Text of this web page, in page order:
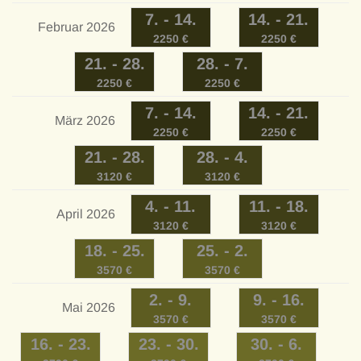
Februar 2026 7. - 14.
2250€
14. - 21.
2250€
21. - 28.
2250 €
28. - 7.
2250 €
März 2026 7. - 14.
2250€
14. - 21.
2250€
21. - 28.
3120 €
28. - 4.
3120 €
April 2026 4. - 11.
3120€
11. - 18.
3120€
18. - 25.
3570 €
25. - 2.
3570 €
Mai 2026 2. - 9.
3570 €
9. - 16.
3570 €
16. - 23. 23. - 30. 30. - 6.